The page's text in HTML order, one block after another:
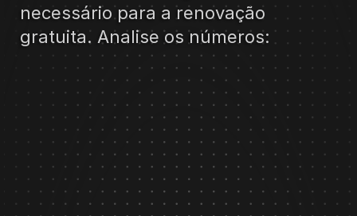
necessário para a renovação
gratuita. Analise os números: